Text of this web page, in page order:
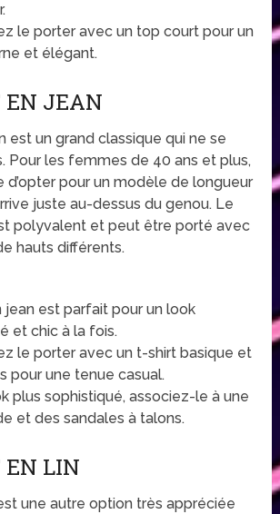
le porter avec un top court pour un
et élégant.
EN JEAN
est un grand classique qui ne se
Pour les femmes de 40 ans et plus,
d’opter pour un modèle de longueur
juste au-dessus du genou. Le
polyvalent et peut être porté avec
hauts différents.
jean est parfait pour un look
et chic à la fois.
le porter avec un t-shirt basique et
pour une tenue casual.
plus sophistiqué, associez-le à une
et des sandales à talons.
EN LIN
une autre option très appréciée